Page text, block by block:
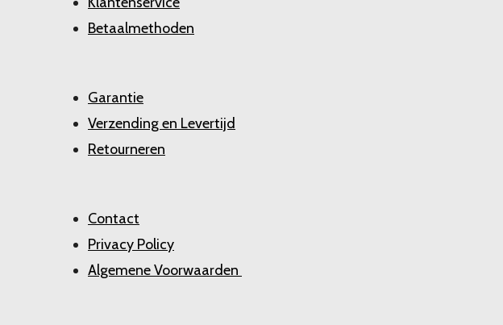
Betaalmethoden
Garantie
Verzending en Levertijd
Retourneren
Contact
Privacy Policy
Algemene Voorwaarden